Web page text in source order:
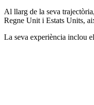
Al llarg de la seva
Regne Unit i Estats Units,
La seva experiència inclou